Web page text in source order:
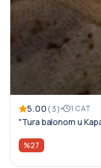
5.00 (3) 1 САТ
"Tura balonom u
%27